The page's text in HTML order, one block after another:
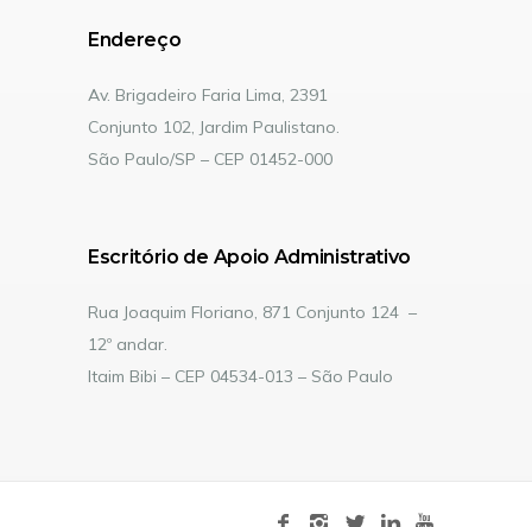
Endereço
Av. Brigadeiro Faria Lima, 2391
Conjunto 102, Jardim Paulistano.
São Paulo/SP – CEP 01452-000
Escritório de Apoio Administrativo
Rua Joaquim Floriano, 871 Conjunto 124 –
12º andar.
Itaim Bibi – CEP 04534-013 – São Paulo